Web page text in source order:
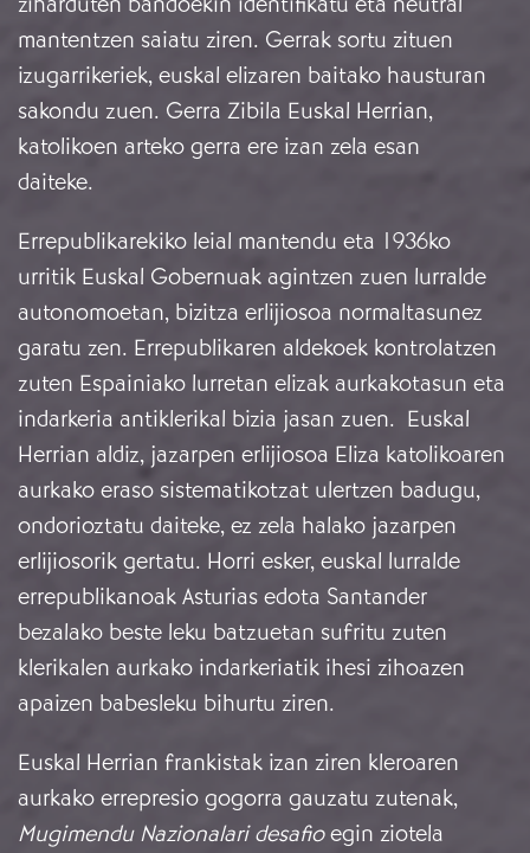
mantentzen saiatu ziren. Gerrak sortu zituen
izugarrikeriek, euskal elizaren baitako hausturan
sakondu zuen. Gerra Zibila Euskal Herrian,
katolikoen arteko gerra ere izan zela esan
daiteke.
Errepublikarekiko leial mantendu eta 1936ko
urritik Euskal Gobernuak agintzen zuen lurralde
autonomoetan, bizitza erlijiosoa normaltasunez
garatu zen. Errepublikaren aldekoek kontrolatzen
zuten Espainiako lurretan elizak aurkakotasun eta
indarkeria antiklerikal bizia jasan zuen. Euskal
Herrian aldiz, jazarpen erlijiosoa Eliza katolikoaren
aurkako eraso sistematikotzat ulertzen badugu,
ondorioztatu daiteke, ez zela halako jazarpen
erlijiosorik gertatu. Horri esker, euskal lurralde
errepublikanoak Asturias edota Santander
bezalako beste leku batzuetan sufritu zuten
klerikalen aurkako indarkeriatik ihesi zihoazen
apaizen babesleku bihurtu ziren.
Euskal Herrian frankistak izan ziren kleroaren
aurkako errepresio gogorra gauzatu zutenak,
Mugimendu Nazionalari desafioegin ziotela